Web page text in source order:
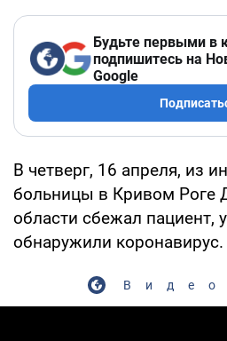
Будьте первыми в
подпишитесь на
Google
В четверг, 16 апреля, из
больницы в Кривом Роге
области сбежал пациент,
обнаружили коронавирус.